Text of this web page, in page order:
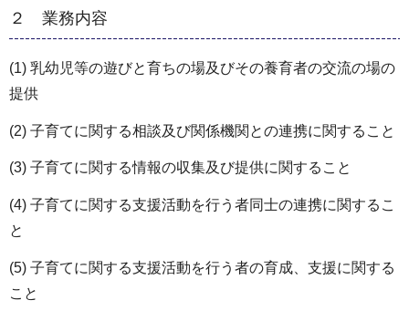
２ 業務内容
(1) 乳幼児等の遊びと育ちの場及びその養育者の交流の場の
提供
(2) 子育てに関する相談及び関係機関との連携に関すること
(3) 子育てに関する情報の収集及び提供に関すること
(4) 子育てに関する支援活動を行う者同士の連携に関するこ
と
(5) 子育てに関する支援活動を行う者の育成、支援に関する
こと